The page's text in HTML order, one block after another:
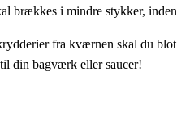
brækkes i mindre stykker,
fra kværnen skal du
din bagværk eller saucer!